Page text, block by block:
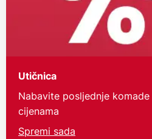
Utičnica
Nabavite posljednje
cijenama
Spremi sada